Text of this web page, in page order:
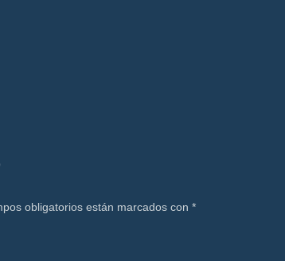
obligatorios están marcados con*